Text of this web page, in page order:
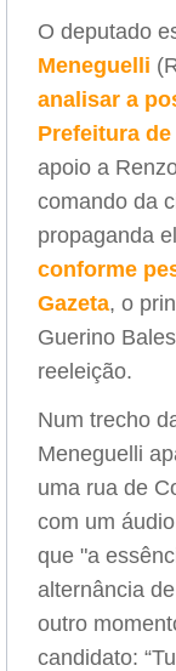
O deputado
Meneguelli
analisar a
Prefeitura
apoio a
comando da
propaganda
conforme
Gazeta, o
Guerino
reeleição.
Num trecho
Meneguelli
uma rua de
com um
que "a
alternância
outro
candidato: